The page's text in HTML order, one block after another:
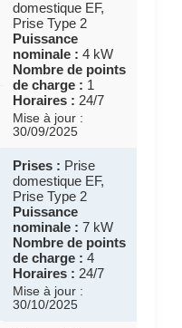
domestique EF,
Prise Type 2
Puissance
nominale : 4 kW
Nombre de points
de charge : 1
Horaires : 24/7
Mise à jour :
30/09/2025
Prises : Prise
domestique EF,
Prise Type 2
Puissance
nominale : 7 kW
Nombre de points
de charge : 4
Horaires : 24/7
Mise à jour :
30/10/2025